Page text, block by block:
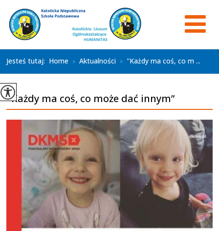
Jesteś tutaj: Home > Aktualności > ''Każdy ma coś, co m ...
''Każdy ma coś, co może dać innym”